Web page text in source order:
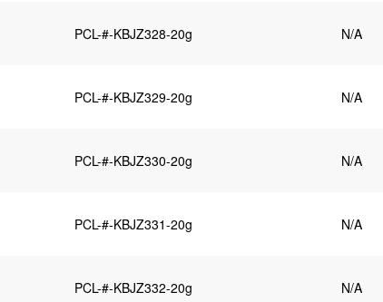
PCL-#-KBJZ328-20g N/A
PCL-#-KBJZ329-20g N/A
PCL-#-KBJZ330-20g N/A
PCL-#-KBJZ331-20g N/A
PCL-#-KBJZ332-20g N/A